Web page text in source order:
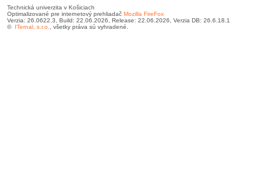
Technická univerzita v Košiciach
Optimalizované pre internetový prehliadač Mozilla FireFox
Verzia: 26.0622.3, Build: 22.06.2026, Release: 22.06.2026, Verzia DB: 26.6.18.1
© ITernal, s.r.o. , všetky práva sú vyhradené.